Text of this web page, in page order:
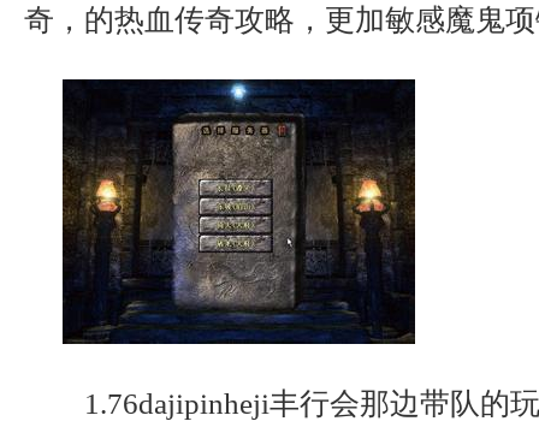
奇，的热血传奇攻略，更加敏感魔鬼
1.76dajipinheji丰行会那边带队的